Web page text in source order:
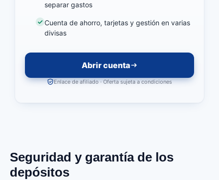
separar gastos
Cuenta de ahorro, tarjetas y gestión en varias
divisas
Abrir cuenta
Enlace de afiliado · Oferta sujeta a condiciones
Seguridad y garantía de los
depósitos